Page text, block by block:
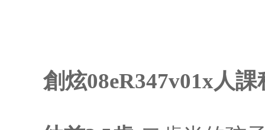
創炫08eR347v01x人